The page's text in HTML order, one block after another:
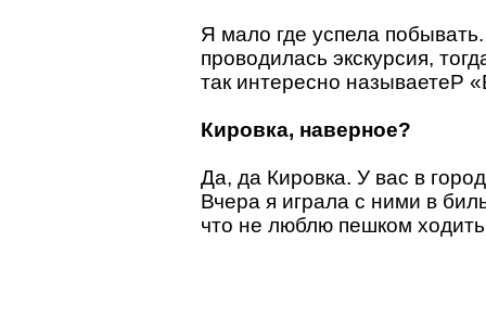
Я мало где успела
проводилась экскурсия,
так интересно называетеP
Кировка, наверное?
Да, да Кировка. У вас в
Вчера я играла с ними в
что не люблю пешком